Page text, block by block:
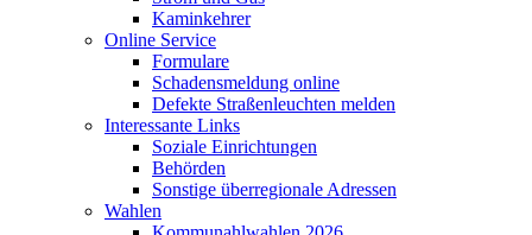
Kaminkehrer
Online Service
Formulare
Schadensmeldung online
Defekte Straßenleuchten melden
Interessante Links
Soziale Einrichtungen
Behörden
Sonstige überregionale Adressen
Wahlen